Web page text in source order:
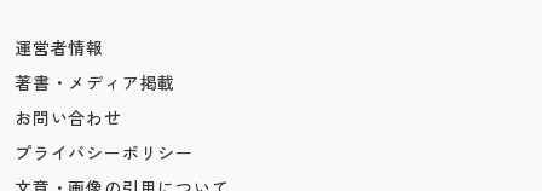
運営者情報
著書・メディア掲載
お問い合わせ
プライバシーポリシー